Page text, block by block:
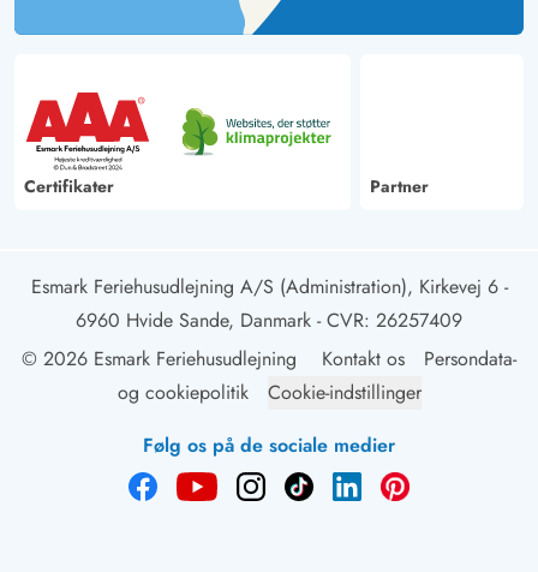
Certifikater Partner
Esmark Feriehusudlejning A/S (Administration), Kirkevej 6 -
6960 Hvide Sande, Danmark - CVR: 26257409
© 2026 Esmark Feriehusudlejning
Kontakt os
Persondata-
og cookiepolitik
Cookie-indstillinger
Følg os på de sociale medier